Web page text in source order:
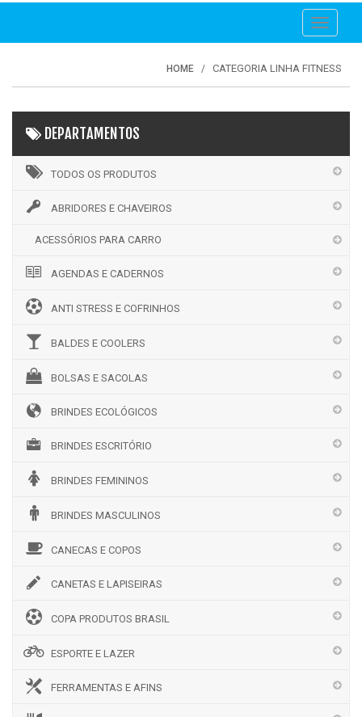
Toggle
HOME CATEGORIA LINHA FITNESS
DEPARTAMENTOS
TODOS OS PRODUTOS
ABRIDORES E CHAVEIROS
ACESSÓRIOS PARA CARRO
AGENDAS E CADERNOS
ANTI STRESS E COFRINHOS
BALDES E COOLERS
BOLSAS E SACOLAS
BRINDES ECOLÓGICOS
BRINDES ESCRITÓRIO
BRINDES FEMININOS
BRINDES MASCULINOS
CANECAS E COPOS
CANETAS E LAPISEIRAS
COPA PRODUTOS BRASIL
ESPORTE E LAZER
FERRAMENTAS E AFINS